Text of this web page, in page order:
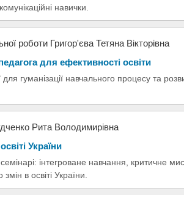
навички.
роботи Григор'єва Тетяна Вікторівна
для ефективності освіти
гуманізації навчального процесу та
Рита Володимирівна
України
інтегроване навчання, критичне
в освіті України.